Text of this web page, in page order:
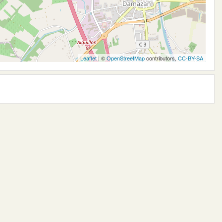
Leaflet| ©OpenStreetMapcontributors, CC-BY-SA